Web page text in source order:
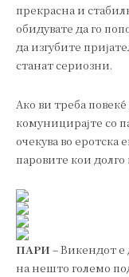
прекрасна и
обидувате да го
да изгубите
станат сериозни.
Ако ви треба
комуницирајте со
очекува во еротска
паровите кои долго
ПАРИ – Викендот е
на нешто големо